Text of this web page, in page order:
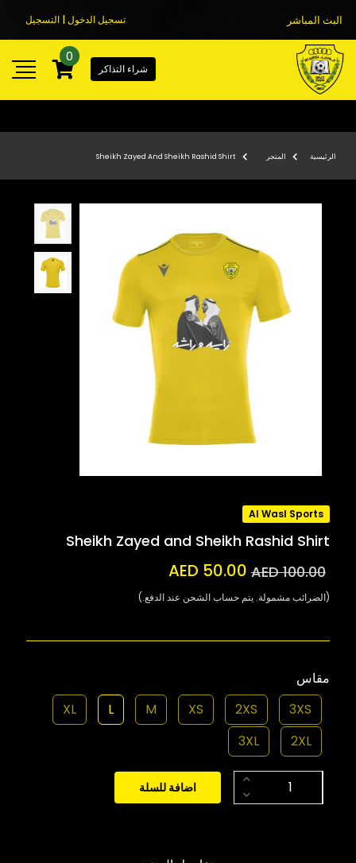
البث المباشر تسجيل الدخول | التسجيل
شراء التذاكر
0
الرئيسية المتجر Sheikh Zayed And Sheikh Rashid Shirt
Al Wasl Sports
Sheikh Zayed and Sheikh Rashid Shirt
AED 100.00
AED 50.00
(الضرائب مشمولة. يتم حساب الشحن عند الدفع.)
مقاس
3XS
2XS
XS
M
L
XL
2XL
3XL
اضافة للسلة